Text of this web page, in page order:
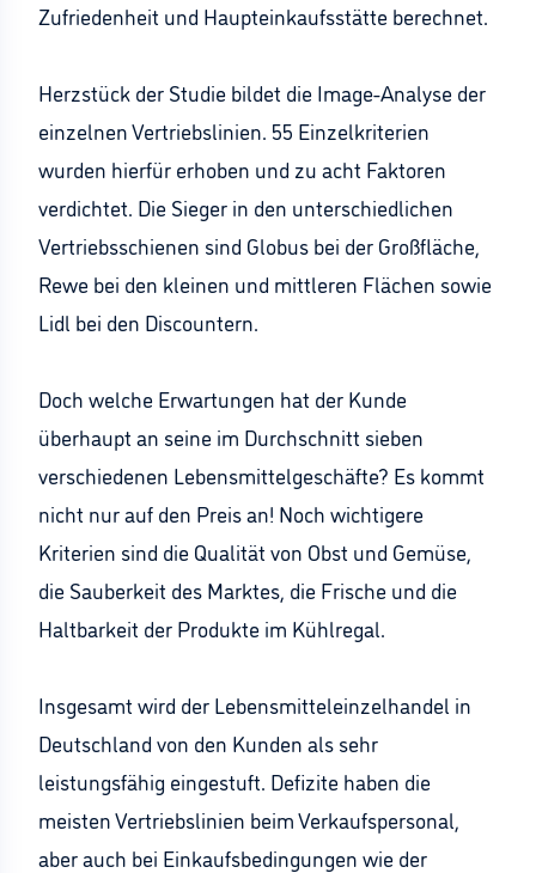
Zufriedenheit und Haupteinkaufsstätte berechnet.
Herzstück der Studie bildet die Image-Analyse der
einzelnen Vertriebslinien. 55 Einzelkriterien
wurden hierfür erhoben und zu acht Faktoren
verdichtet. Die Sieger in den unterschiedlichen
Vertriebsschienen sind Globus bei der Großfläche,
Rewe bei den kleinen und mittleren Flächen sowie
Lidl bei den Discountern.
Doch welche Erwartungen hat der Kunde
überhaupt an seine im Durchschnitt sieben
verschiedenen Lebensmittelgeschäfte? Es kommt
nicht nur auf den Preis an! Noch wichtigere
Kriterien sind die Qualität von Obst und Gemüse,
die Sauberkeit des Marktes, die Frische und die
Haltbarkeit der Produkte im Kühlregal.
Insgesamt wird der Lebensmitteleinzelhandel in
Deutschland von den Kunden als sehr
leistungsfähig eingestuft. Defizite haben die
meisten Vertriebslinien beim Verkaufspersonal,
aber auch bei Einkaufsbedingungen wie der